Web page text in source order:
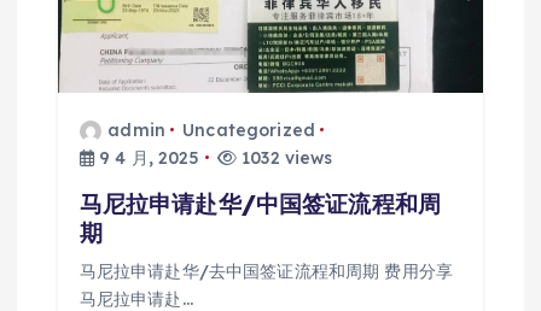
admin
Uncategorized
9 4 月, 2025
1032 views
马尼拉申请赴华/中国签证流程和周
期
马尼拉申请赴华/去中国签证流程和周期 费用分享
马尼拉申请赴…